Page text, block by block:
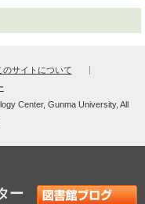
のサイトについて
Center, Gunma University, All
ー